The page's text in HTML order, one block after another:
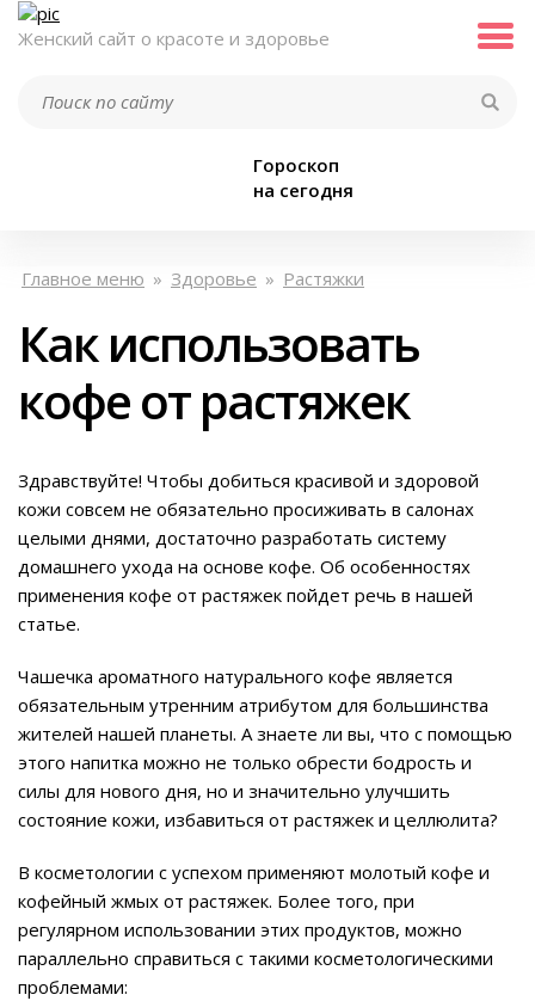
Женский сайт о красоте и здоровье
Гороскоп
на сегодня
Главное меню » Здоровье » Растяжки
Как использовать
кофе от растяжек
Здравствуйте! Чтобы добиться красивой и здоровой
кожи совсем не обязательно просиживать в салонах
целыми днями, достаточно разработать систему
домашнего ухода на основе кофе. Об особенностях
применения кофе от растяжек пойдет речь в нашей
статье.
Чашечка ароматного натурального кофе является
обязательным утренним атрибутом для большинства
жителей нашей планеты. А знаете ли вы, что с помощью
этого напитка можно не только обрести бодрость и
силы для нового дня, но и значительно улучшить
состояние кожи, избавиться от растяжек и целлюлита?
В косметологии с успехом применяют молотый кофе и
кофейный жмых от растяжек. Более того, при
регулярном использовании этих продуктов, можно
параллельно справиться с такими косметологическими
проблемами: